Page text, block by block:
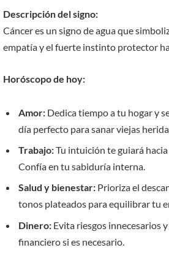
Descripción del signo:
Cáncer es un signo de agua que
empatía y el fuerte instinto protector
Horóscopo de hoy:
Amor: Dedica tiempo a tu hogar y
día perfecto para sanar viejas
Trabajo:Tu intuición te guiará
Confía en tu sabiduría interna.
Salud y bienestar: Prioriza el
tonos plateados para equilibrar tu
Dinero: Evita riesgos innecesarios
financiero si es necesario.